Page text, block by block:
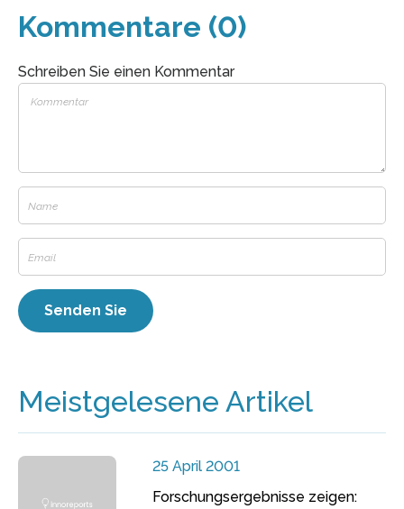
Kommentare (0)
Schreiben Sie einen Kommentar
Meistgelesene Artikel
25 April 2001
Forschungsergebnisse zeigen: